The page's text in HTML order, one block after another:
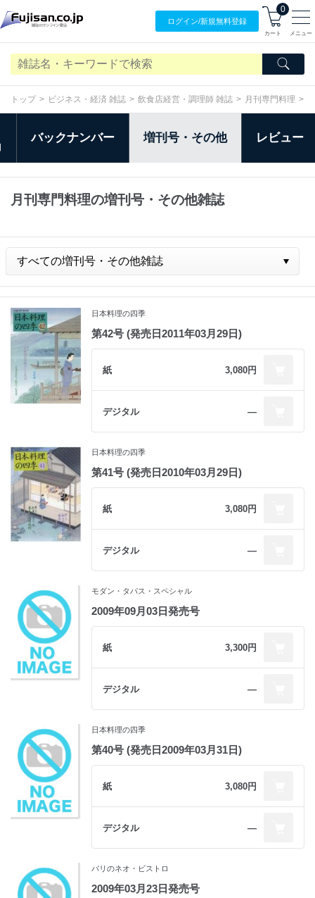
ログイン/新規無料登録
0
カート メニュー
トップ ビジネス・経済 雑誌 飲食店経営・調理師 雑誌 月刊専門料理
バックナンバー 増刊号・その他 レビュー
月刊専門料理の増刊号・その他雑誌
日本料理の四季
第42号 (発売日2011年03月29日)
紙 3,080円
デジタル ―
日本料理の四季
第41号 (発売日2010年03月29日)
紙 3,080円
デジタル ―
モダン・タパス・スペシャル
2009年09月03日発売号
紙 3,300円
デジタル ―
日本料理の四季
第40号 (発売日2009年03月31日)
紙 3,080円
デジタル ―
パリのネオ・ビストロ
2009年03月23日発売号